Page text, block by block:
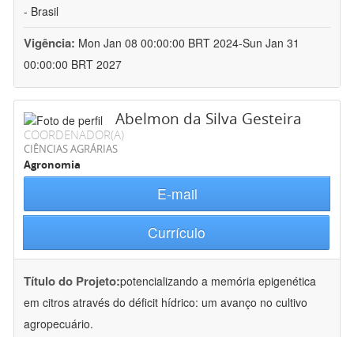
- Brasil
Vigência: Mon Jan 08 00:00:00 BRT 2024-Sun Jan 31
00:00:00 BRT 2027
Abelmon da Silva Gesteira
COORDENADOR(A)
CIÊNCIAS AGRÁRIAS
Agronomia
E-mail
Currículo
Título do Projeto:potencializando a memória epigenética
em citros através do déficit hídrico: um avanço no cultivo
agropecuário.